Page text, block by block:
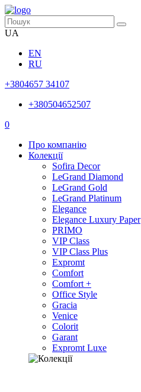
UA
EN
RU
+3804657 34107
+380504652507
0
Про компанію
Колекції
Sofira Decor
LeGrand Diamond
LeGrand Gold
LeGrand Platinum
Elegance
Elegance Luxury Paper
PRIMO
VIP Class
VIP Class Plus
Expromt
Comfort
Comfort +
Office Style
Gracia
Venice
Colorit
Garant
Expromt Luxe